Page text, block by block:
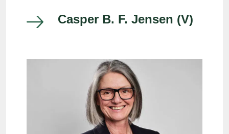
Casper B. F. Jensen (V)